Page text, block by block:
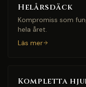
Helårsdäck
Kompromiss som
hela året.
Läs mer
Kompletta